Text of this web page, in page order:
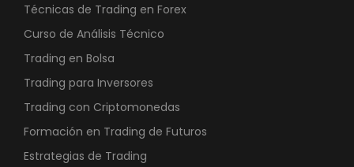
Técnicas de Trading en Forex
Curso de Análisis Técnico
Trading en Bolsa
Trading para Inversores
Trading con Criptomonedas
Formación en Trading de Futuros
Estrategias de Trading